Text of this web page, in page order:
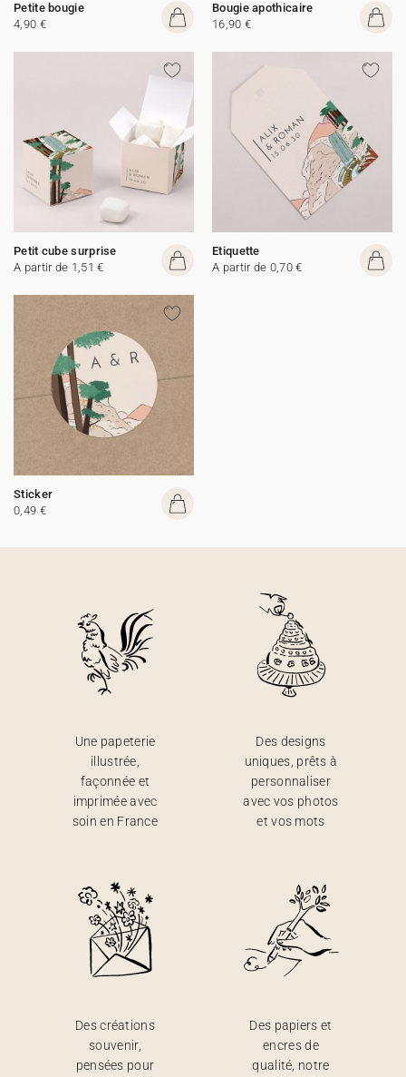
Petite bougie
4,90 €
Bougie apothicaire
16,90 €
Petit cube surprise
A partir de 1,51 €
Etiquette
A partir de 0,70 €
Sticker
0,49 €
Une papeterie
illustrée,
façonnée et
imprimée avec
soin en France
Des designs
uniques, prêts à
personnaliser
avec vos photos
et vos mots
Des créations
souvenir,
pensées pour
Des papiers et
encres de
qualité, notre